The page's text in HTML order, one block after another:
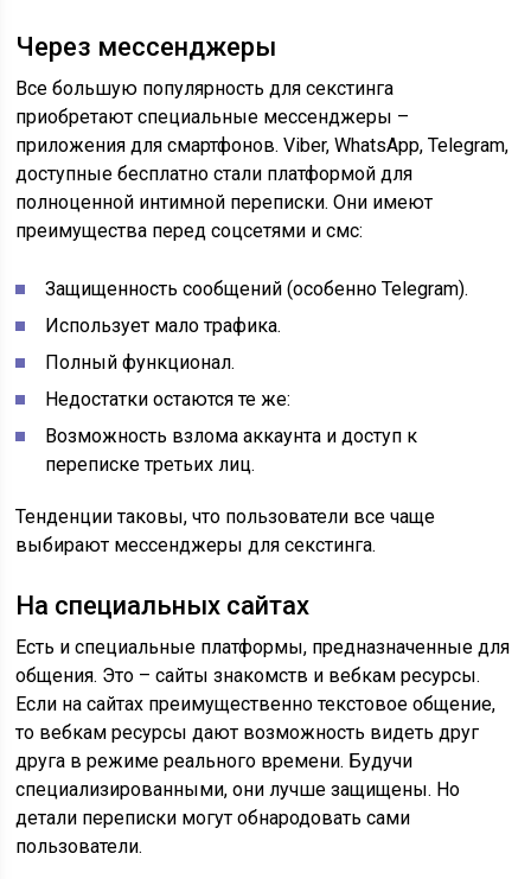
Через мессенджеры
Все большую популярность для секстинга
приобретают специальные мессенджеры –
приложения для смартфонов. Viber, WhatsApp, Telegram,
доступные бесплатно стали платформой для
полноценной интимной переписки. Они имеют
преимущества перед соцсетями и смс:
Защищенность сообщений (особенно Telegram).
Использует мало трафика.
Полный функционал.
Недостатки остаются те же:
Возможность взлома аккаунта и доступ к
переписке третьих лиц.
Тенденции таковы, что пользователи все чаще
выбирают мессенджеры для секстинга.
На специальных сайтах
Есть и специальные платформы, предназначенные для
общения. Это – сайты знакомств и вебкам ресурсы.
Если на сайтах преимущественно текстовое общение,
то вебкам ресурсы дают возможность видеть друг
друга в режиме реального времени. Будучи
специализированными, они лучше защищены. Но
детали переписки могут обнародовать сами
пользователи.